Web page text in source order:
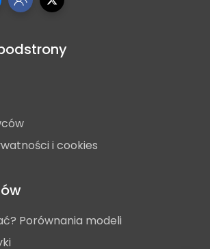
i cookies
Porównania modeli